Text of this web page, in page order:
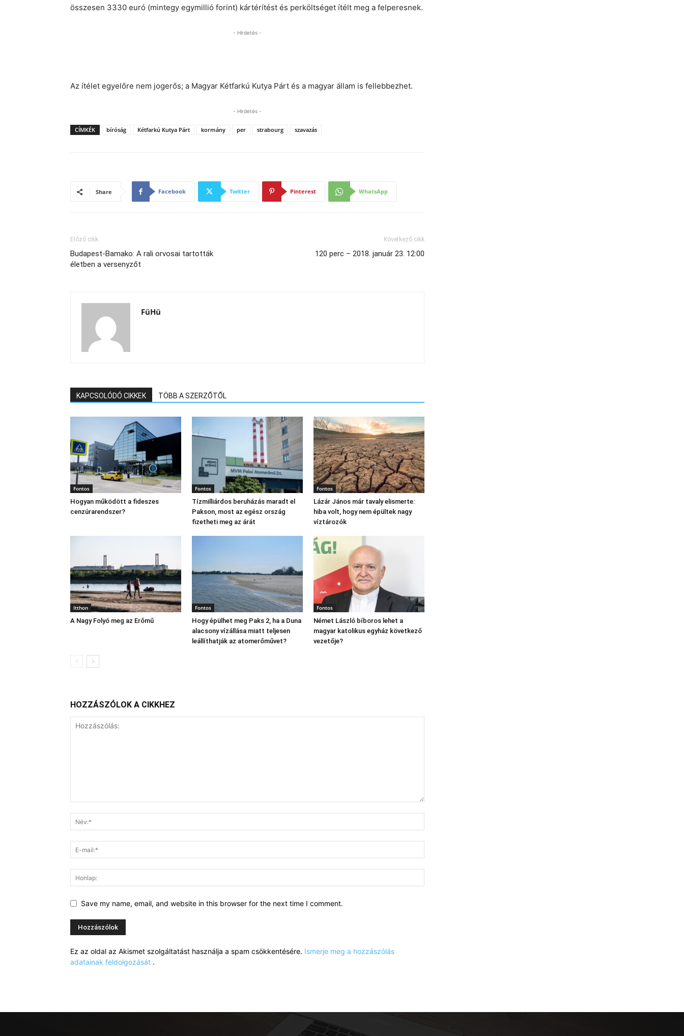
összesen 3330 euró (mintegy egymillió forint) kártérítést és perköltséget ítélt meg a felperesnek.
- Hirdetés -
Az ítélet egyelőre nem jogerős; a Magyar Kétfarkú Kutya Párt és a magyar állam is fellebbezhet.
- Hirdetés -
CÍMKÉK bíróság Kétfarkú Kutya Párt kormány per strabourg szavazás
Share Facebook Twitter Pinterest WhatsApp
Előző cikk
Budapest-Bamako: A rali orvosai tartották
életben a versenyzőt
Következő cikk
120 perc – 2018. január 23. 12:00
FüHü
KAPCSOLÓDÓ CIKKEK TÖBB A SZERZŐTŐL
Fontos
Hogyan működött a fideszes
cenzúrarendszer?
Fontos
Tízmilliárdos beruházás maradt el
Pakson, most az egész ország
fizetheti meg az árát
Fontos
Lázár János már tavaly elismerte:
hiba volt, hogy nem épültek nagy
víztározók
Itthon
A Nagy Folyó meg az Erőmű
Fontos
Hogy épülhet meg Paks 2, ha a Duna
alacsony vízállása miatt teljesen
leállíthatják az atomerőművet?
Fontos
Német László bíboros lehet a
magyar katolikus egyház következő
vezetője?
HOZZÁSZÓLOK A CIKKHEZ
Save my name, email, and website in this browser for the next time I comment.
Ez az oldal az Akismet szolgáltatást használja a spam csökkentésére. Ismerje meg a hozzászólás
adatainak feldolgozását .